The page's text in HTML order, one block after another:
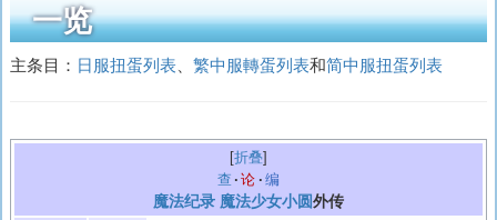
一览
主条目： 日服扭蛋列表、 繁中服轉蛋列表和简中服扭蛋列表
折叠
查
论 编
魔法纪录 魔法少女小圆外传